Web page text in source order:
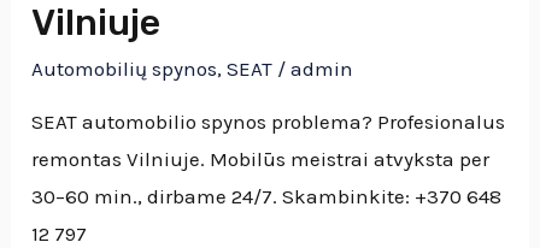
Vilniuje
Automobilių spynos,SEAT /admin
SEAT automobilio spynos problema? Profesionalus
remontas Vilniuje. Mobilūs meistrai atvyksta per
30–60 min., dirbame 24/7. Skambinkite: +370 648
12 797
Alhambra
spynų
remontas